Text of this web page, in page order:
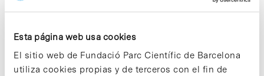
Esta página web usa cookies
El sitio web de Fundació Parc Científic de Barcelona
utiliza cookies propias y de terceros con el fin de